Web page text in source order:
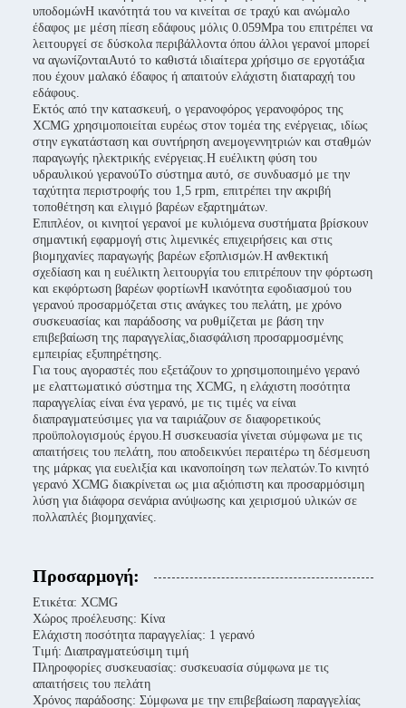
υποδομώνΗ ικανότητά του να κινείται σε τραχύ και ανώμαλο
έδαφος με μέση πίεση εδάφους μόλις 0.059Mpa του επιτρέπει να
λειτουργεί σε δύσκολα περιβάλλοντα όπου άλλοι γερανοί μπορεί
να αγωνίζονταιΑυτό το καθιστά ιδιαίτερα χρήσιμο σε εργοτάξια
που έχουν μαλακό έδαφος ή απαιτούν ελάχιστη διαταραχή του
εδάφους.
Εκτός από την κατασκευή, ο γερανοφόρος γερανοφόρος της
XCMG χρησιμοποιείται ευρέως στον τομέα της ενέργειας, ιδίως
στην εγκατάσταση και συντήρηση ανεμογεννητριών και σταθμών
παραγωγής ηλεκτρικής ενέργειας.Η ευέλικτη φύση του
υδραυλικού γερανούΤο σύστημα αυτό, σε συνδυασμό με την
ταχύτητα περιστροφής του 1,5 rpm, επιτρέπει την ακριβή
τοποθέτηση και ελιγμό βαρέων εξαρτημάτων.
Επιπλέον, οι κινητοί γερανοί με κυλιόμενα συστήματα βρίσκουν
σημαντική εφαρμογή στις λιμενικές επιχειρήσεις και στις
βιομηχανίες παραγωγής βαρέων εξοπλισμών.Η ανθεκτική
σχεδίαση και η ευέλικτη λειτουργία του επιτρέπουν την φόρτωση
και εκφόρτωση βαρέων φορτίωνΗ ικανότητα εφοδιασμού του
γερανού προσαρμόζεται στις ανάγκες του πελάτη, με χρόνο
συσκευασίας και παράδοσης να ρυθμίζεται με βάση την
επιβεβαίωση της παραγγελίας,διασφάλιση προσαρμοσμένης
εμπειρίας εξυπηρέτησης.
Για τους αγοραστές που εξετάζουν το χρησιμοποιημένο γερανό
με ελαττωματικό σύστημα της XCMG, η ελάχιστη ποσότητα
παραγγελίας είναι ένα γερανό, με τις τιμές να είναι
διαπραγματεύσιμες για να ταιριάζουν σε διαφορετικούς
προϋπολογισμούς έργου.Η συσκευασία γίνεται σύμφωνα με τις
απαιτήσεις του πελάτη, που αποδεικνύει περαιτέρω τη δέσμευση
της μάρκας για ευελιξία και ικανοποίηση των πελατών.Το κινητό
γερανό XCMG διακρίνεται ως μια αξιόπιστη και προσαρμόσιμη
λύση για διάφορα σενάρια ανύψωσης και χειρισμού υλικών σε
πολλαπλές βιομηχανίες.
Προσαρμογή:
Ετικέτα: XCMG
Χώρος προέλευσης: Κίνα
Ελάχιστη ποσότητα παραγγελίας: 1 γερανό
Τιμή: Διαπραγματεύσιμη τιμή
Πληροφορίες συσκευασίας: συσκευασία σύμφωνα με τις
απαιτήσεις του πελάτη
Χρόνος παράδοσης: Σύμφωνα με την επιβεβαίωση παραγγελίας